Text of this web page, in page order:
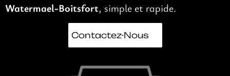
Watermael-Boitsfort, simple et rapide.
Contactez-Nous